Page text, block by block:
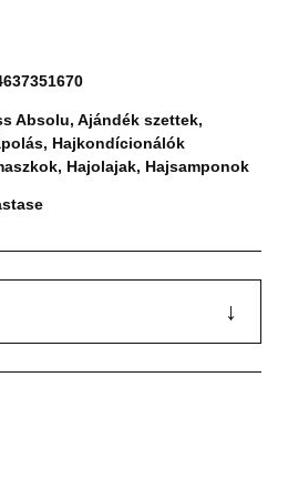
Absolu, Ajándék szettek,
, Hajkondícionálók
, Hajolajak, Hajsamponok
↓